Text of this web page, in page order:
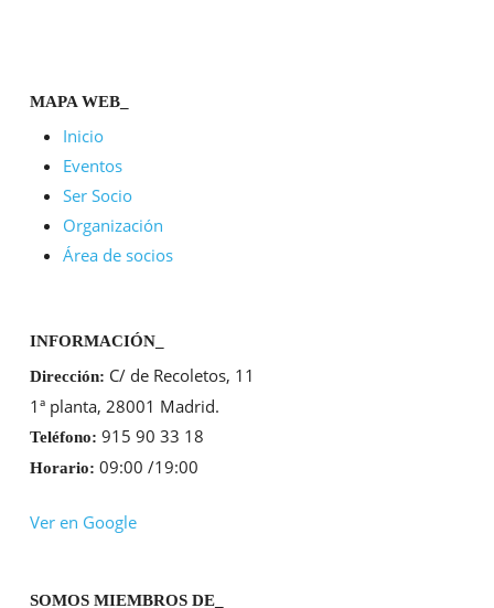
MAPA WEB_
Inicio
Eventos
Ser Socio
Organización
Área de socios
INFORMACIÓN_
Dirección: C/ de Recoletos, 11
1ª planta, 28001 Madrid.
Teléfono: 915 90 33 18
Horario: 09:00 /19:00
Ver en Google
SOMOS MIEMBROS DE_